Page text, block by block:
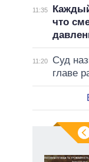
11:35
что
11:20
Суд
главе